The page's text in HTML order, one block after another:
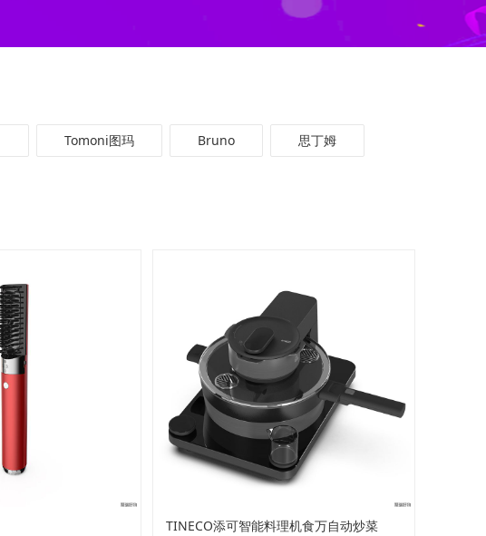
Tomoni图玛 Bruno 思丁姆
TINECO添可智能料理机食万自动炒菜